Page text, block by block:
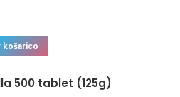
košarico
500 tablet (125g)